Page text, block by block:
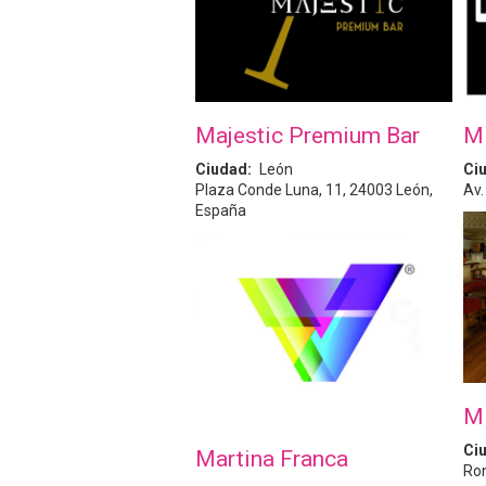
Majestic Premium Bar
Ciudad
León
Plaza Conde Luna, 11, 24003 León,
España
Martina Franca